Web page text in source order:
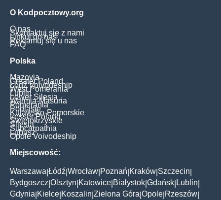
O Kodpocztowy.org
O nas
Skontaktuj się z nami
Linkuj do nas
Reklamuj się u nas
FAQ
Polska
Mazovia
Greater Poland
Łódź Voivodeship
West Pomerania
Lublin
Lower Silesia
Warmia-Masuria
Pomerania
Podlasie
Kujawsko-Pomorskie
Lesser Poland
Świętokrzyskie
Silesia
Subcarpathia
Lubusz
Opole Voivodeship
Miejscowość:
Warszawa Łódź Wrocław Poznań Kraków Szczecin
Bydgoszcz Olsztyn Katowice Białystok Gdańsk Lublin
Gdynia Kielce Koszalin Zielona Góra Opole Rzeszów